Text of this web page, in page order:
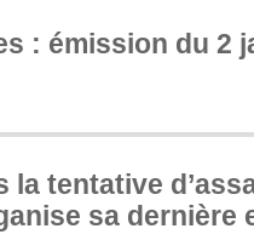
: émission du 2
la tentative
sa